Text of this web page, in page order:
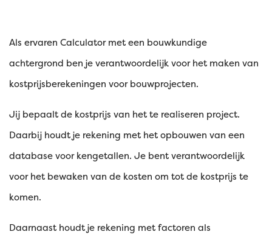
Als ervaren Calculator met een bouwkundige
achtergrond ben je verantwoordelijk voor het maken van
kostprijsberekeningen voor bouwprojecten.
Jij bepaalt de kostprijs van het te realiseren project.
Daarbij houdt je rekening met het opbouwen van een
database voor kengetallen. Je bent verantwoordelijk
voor het bewaken van de kosten om tot de kostprijs te
komen.
Daarnaast houdt je rekening met factoren als